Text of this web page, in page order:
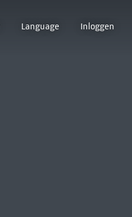
Language Inloggen